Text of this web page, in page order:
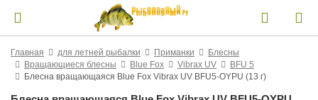
Главная для летней рыбалки Приманки
Блесны
Вращающиеся блесны
Blue Fox Vibrax UV
BFU 5
Блесна вращающаяся Blue Fox Vibrax UV BFU5-OYPU (13 г)